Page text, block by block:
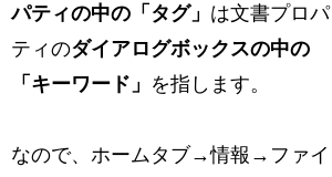
パティの中の「タグ」 は文書プロパ
ティのダイアログボックスの中の
「キーワード」 を指します。
なので、ホームタブ→情報→ファイ